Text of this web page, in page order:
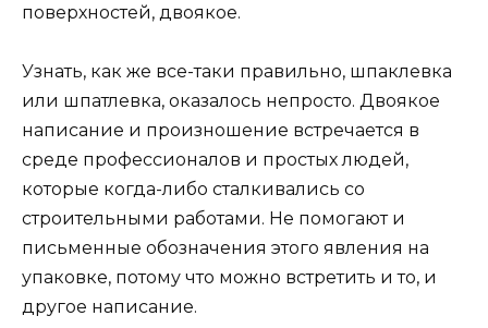
поверхностей, двоякое.
Узнать, как же все-таки правильно, шпаклевка
или шпатлевка, оказалось непросто. Двоякое
написание и произношение встречается в
среде профессионалов и простых людей,
которые когда-либо сталкивались со
строительными работами. Не помогают и
письменные обозначения этого явления на
упаковке, потому что можно встретить и то, и
другое написание.